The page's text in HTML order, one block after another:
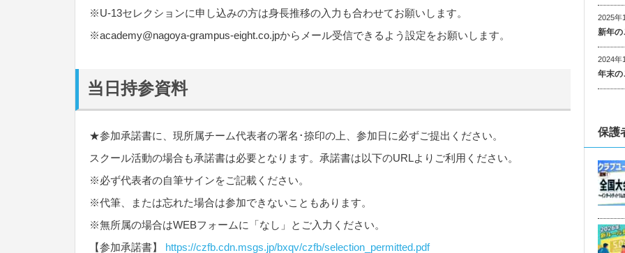
※U-13セレクションに申し込みの方は身長推移の入力も合わせてお願いします。
※academy@nagoya-grampus-eight.co.jpからメール受信できるよう設定をお願いします。
当日持参資料
★参加承諾書に、現所属チーム代表者の署名･捺印の上、参加日に必ずご提出ください。
スクール活動の場合も承諾書は必要となります。承諾書は以下のURLよりご利用ください。
※必ず代表者の自筆サインをご記載ください。
※代筆、または忘れた場合は参加できないこともあります。
※無所属の場合はWEBフォームに「なし」とご入力ください。
【参加承諾書】 https://czfb.cdn.msgs.jp/bxqv/czfb/selection_permitted.pdf
2025年
新年の
2024年
年末の
保護